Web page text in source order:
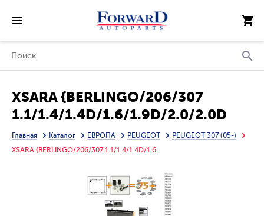
XSARA {BERLINGO/206/307
1.1/1.4/1.4D/1.6/1.9D/2.0/2.0D
98-07/С4 04-} РАДИАТОР
ОХЛАЖДЕН (см.каталог)
Главная Каталог ЕВРОПА PEUGEOT
PEUGEOT 307 (05-)
XSARA {BERLINGO/206/307 1.1/1.4/1.4D/1.6.